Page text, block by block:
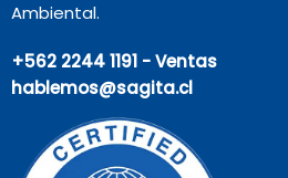
Ambiental.
+562 2244 1191 - Ventas
hablemos@sagita.cl